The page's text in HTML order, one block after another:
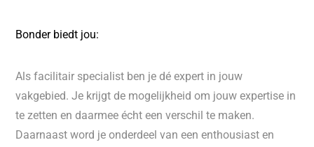
Bonder biedt jou:
Als facilitair specialist ben je dé expert in jouw
vakgebied. Je krijgt de mogelijkheid om jouw expertise in
te zetten en daarmee écht een verschil te maken.
Daarnaast word je onderdeel van een enthousiast en